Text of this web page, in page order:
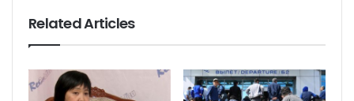
Related Articles